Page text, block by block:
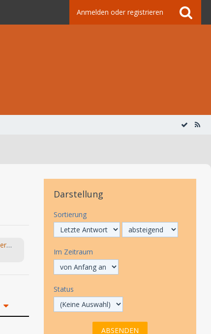
Anmelden oder registrieren
(NEU) Die Bagage / Vati / Löwenherz (Monika Helfer) hr 2024
Darstellung
Sortierung
Im Zeitraum
Status